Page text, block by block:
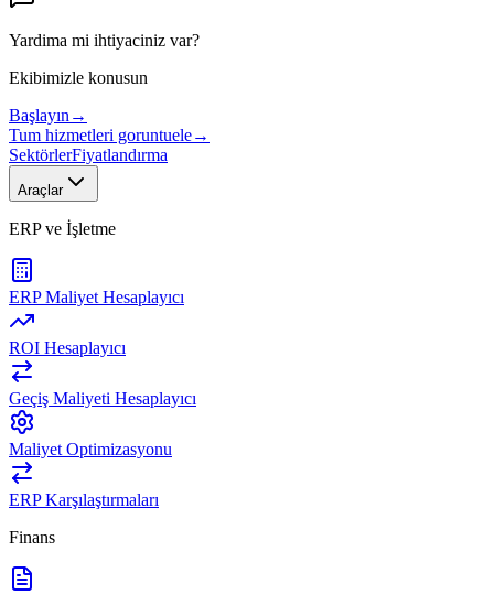
Yardima mi ihtiyaciniz var?
Ekibimizle konusun
Başlayın →
Tum hizmetleri goruntuele→
SektörlerFiyatlandırma
Araçlar
ERP ve İşletme
ERP Maliyet Hesaplayıcı
ROI Hesaplayıcı
Geçiş Maliyeti Hesaplayıcı
Maliyet Optimizasyonu
ERP Karşılaştırmaları
Finans